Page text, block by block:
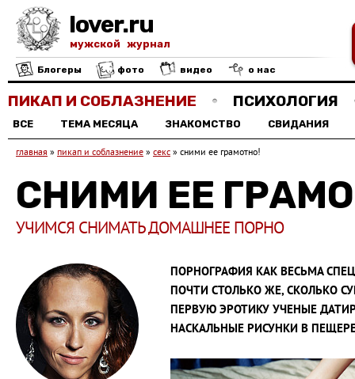
lover.ru
мужской журнал
Блогеры фото видео о нас
ПИКАП И СОБЛАЗНЕНИЕ ПСИХОЛОГИЯ
ВСЕ ТЕМА МЕСЯЦА ЗНАКОМСТВО СВИДАНИЯ
главная » пикап и соблазнение » секс » сними ее грамотно!
СНИМИ ЕЕ
УЧИМСЯ СНИМАТЬ ДОМАШНЕЕ ПОРНО
ПОРНОГРАФИЯ КАК ВЕСЬМА
ПОЧТИ СТОЛЬКО ЖЕ, СКОЛЬКО
ПЕРВУЮ ЭРОТИКУ УЧЕНЫЕ
НАСКАЛЬНЫЕ РИСУНКИ В